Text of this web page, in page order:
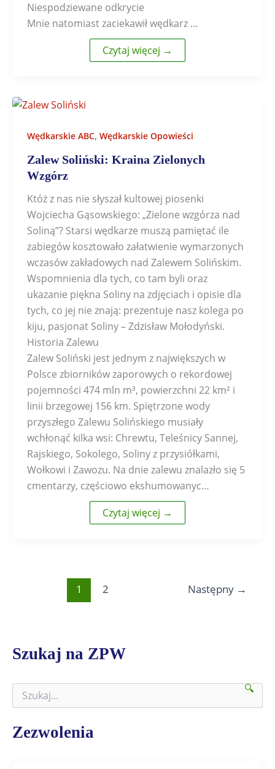
Niespodziewane odkrycie
Mnie natomiast zaciekawił wędkarz …
Czytaj więcej →
Wędkarskie ABC, Wędkarskie Opowieści
Zalew Soliński: Kraina Zielonych
Wzgórz
Któż z nas nie słyszał kultowej piosenki
Wojciecha Gąsowskiego: „Zielone wzgórza nad
Soliną”? Starsi wędkarze muszą pamiętać ile
zabiegów kosztowało załatwienie wymarzonych
wczasów zakładowych nad Zalewem Solińskim.
Wspomnienia dla tych, co tam byli oraz
ukazanie piękna Soliny na zdjęciach i opisie dla
tych, co jej nie znają: prezentuje nasz kolega po
kiju, pasjonat Soliny – Zdzisław Mołodyński.
Historia Zalewu
Zalew Soliński jest jednym z największych w
Polsce zbiorników zaporowych o rekordowej
pojemności 474 mln m³, powierzchni 22 km² i
linii brzegowej 156 km. Spiętrzone wody
przyszłego Zalewu Solińskiego musiały
wchłonąć kilka wsi: Chrewtu, Teleśnicy Sannej,
Rajskiego, Sokolego, Soliny z przysiółkami,
Wołkowi i Zawozu. Na dnie zalewu znalazło się 5
cmentarzy, częściowo ekshumowanyc…
Czytaj więcej →
1 2 Następny →
Szukaj na ZPW
k
a
🔍
Zezwolenia